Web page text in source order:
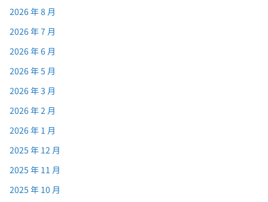
2026 年 8 月
2026 年 7 月
2026 年 6 月
2026 年 5 月
2026 年 3 月
2026 年 2 月
2026 年 1 月
2025 年 12 月
2025 年 11 月
2025 年 10 月